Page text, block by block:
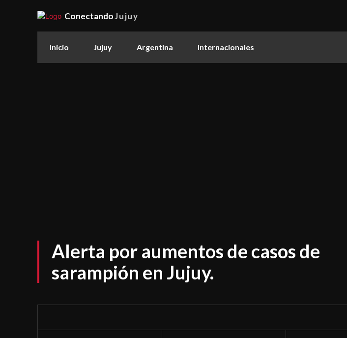
ConectandoJujuy
Inicio Jujuy Argentina Internacionales
Alerta por aumentos de casos de
sarampión en Jujuy.